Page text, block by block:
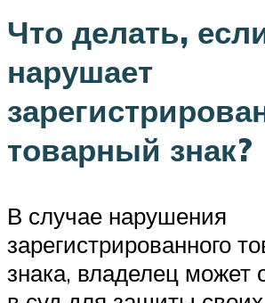
Что делать,
нарушает
товарный знак?
В случае нарушения
зарегистрированного
знака, владелец может